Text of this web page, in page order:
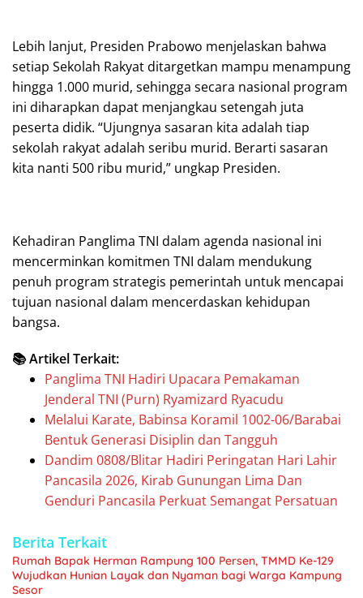
Lebih lanjut, Presiden Prabowo menjelaskan bahwa
setiap Sekolah Rakyat ditargetkan mampu menampung
hingga 1.000 murid, sehingga secara nasional program
ini diharapkan dapat menjangkau setengah juta
peserta didik. “Ujungnya sasaran kita adalah tiap
sekolah rakyat adalah seribu murid. Berarti sasaran
kita nanti 500 ribu murid,” ungkap Presiden.
Kehadiran Panglima TNI dalam agenda nasional ini
mencerminkan komitmen TNI dalam mendukung
penuh program strategis pemerintah untuk mencapai
tujuan nasional dalam mencerdaskan kehidupan
bangsa.
📚 Artikel Terkait:
Panglima TNI Hadiri Upacara Pemakaman
Jenderal TNI (Purn) Ryamizard Ryacudu
Melalui Karate, Babinsa Koramil 1002-06/Barabai
Bentuk Generasi Disiplin dan Tangguh
Dandim 0808/Blitar Hadiri Peringatan Hari Lahir
Pancasila 2026, Kirab Gunungan Lima Dan
Genduri Pancasila Perkuat Semangat Persatuan
Berita Terkait
Rumah Bapak Herman Rampung 100 Persen, TMMD Ke-129
Wujudkan Hunian Layak dan Nyaman bagi Warga Kampung
Sesor